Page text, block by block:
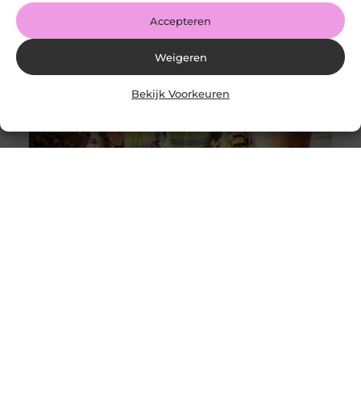
Accepteren
Weigeren
Bekijk Voorkeuren